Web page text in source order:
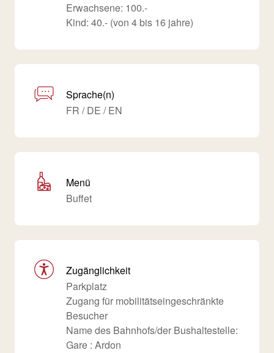
Erwachsene: 100.-
Kind: 40.- (von 4 bis 16 jahre)
Sprache(n)
FR / DE / EN
Menü
Buffet
Zugänglichkeit
Parkplatz
Zugang für mobilitätseingeschränkte
Besucher
Name des Bahnhofs/der Bushaltestelle:
Gare : Ardon